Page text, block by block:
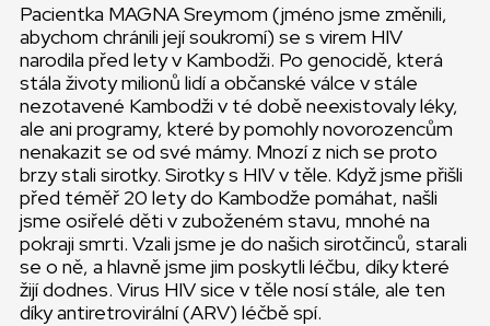
Pacientka MAGNA Sreymom (jméno jsme změnili,
abychom chránili její soukromí) se s virem HIV
narodila před lety v Kambodži. Po genocidě, která
stála životy milionů lidí a občanské válce v stále
nezotavené Kambodži v té době neexistovaly léky,
ale ani programy, které by pomohly novorozencům
nenakazit se od své mámy. Mnozí z nich se proto
brzy stali sirotky. Sirotky s HIV v těle. Když jsme přišli
před téměř 20 lety do Kambodže pomáhat, našli
jsme osiřelé děti v zuboženém stavu, mnohé na
pokraji smrti. Vzali jsme je do našich sirotčinců, starali
se o ně, a hlavně jsme jim poskytli léčbu, díky které
žijí dodnes. Virus HIV sice v těle nosí stále, ale ten
díky antiretrovirální (ARV) léčbě spí.